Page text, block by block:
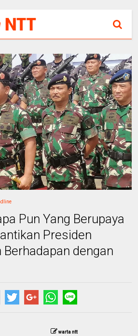
Pun Yang Berupaya
Presiden
Berhadapan dengan
warta ntt